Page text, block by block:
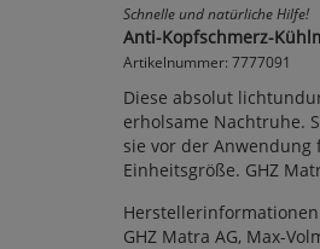
Schnelle und natürliche Hilfe!
Anti-Kopfschmerz-
Artikelnummer: 7777091
Diese absolut
erholsame Nachtruhe.
sie vor der Anwendung
Einheitsgröße. GHZ
GHZ Matra AG, Max-